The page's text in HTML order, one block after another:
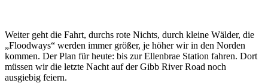
Weiter geht die Fahrt, durchs rote Nichts, durch kleine Wälder, die
„Floodways“ werden immer größer, je höher wir in den Norden
kommen. Der Plan für heute: bis zur Ellenbrae Station fahren. Dort
müssen wir die letzte Nacht auf der Gibb River Road noch
ausgiebig feiern.